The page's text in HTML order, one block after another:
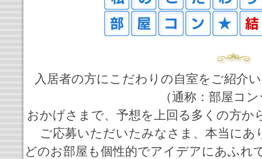
入居者の方にこだわりの自室をご紹介
（通称：部屋コ
おかげさまで、予想を上回る多くの方
ご応募いただいたみなさま、本当に
どのお部屋も個性的でアイデアにあふれ